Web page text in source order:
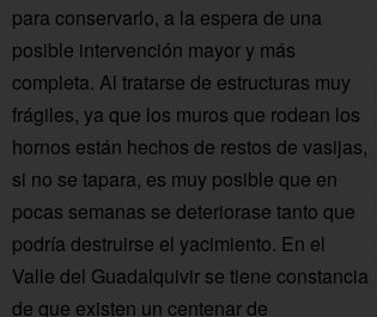
para conservarlo, a la espera de una
posible intervención mayor y más
completa. Al tratarse de estructuras muy
frágiles, ya que los muros que rodean los
hornos están hechos de restos de vasijas,
si no se tapara, es muy posible que en
pocas semanas se deteriorase tanto que
podría destruirse el yacimiento. En el
Valle del Guadalquivir se tiene constancia
de que existen un centenar de